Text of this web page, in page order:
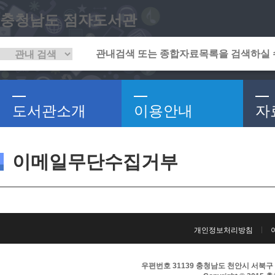
충청남도 점자도서관
도서관소개 이용안내 자
이메일무단수집거부
개인정보처리방침
우편번호 31139 충청남도 천안시 서북